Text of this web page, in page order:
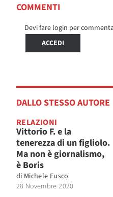
COMMENTI
Devi fare login per
ACCEDI
DALLO STESSO AUTORE
RELAZIONI
Vittorio F. e la
tenerezza di un figliolo.
Ma non è giornalismo,
è Boris
di Michele Fusco
28 Novembre 2020